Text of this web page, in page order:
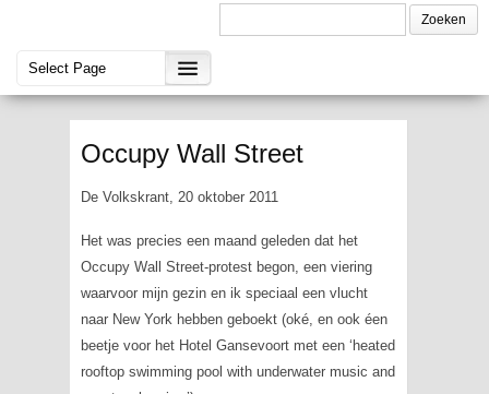
Occupy Wall Street
De Volkskrant, 20 oktober 2011
Het was precies een maand geleden dat het
Occupy Wall Street-protest begon, een viering
waarvoor mijn gezin en ik speciaal een vlucht
naar New York hebben geboekt (oké, en ook éen
beetje voor het Hotel Gansevoort met een ‘heated
rooftop swimming pool with underwater music and